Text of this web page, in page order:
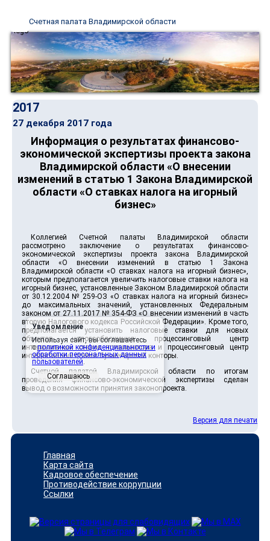
Счетная палата Владимирской области
2017
27 декабря 2017 года
Информация о результатах финансово-
экономической экспертизы проекта закона
Владимирской области «О внесении
изменений в статью 1 Закона Владимирской
области «О ставках налога на игорный
бизнес»
Коллегией Счетной палаты Владимирской области
рассмотрено заключение о результатах финансово-
экономической экспертизы проекта закона Владимирской
области «О внесении изменений в статью 1 Закона
Владимирской области «О ставках налога на игорный бизнес»,
которым предполагается увеличить налоговые ставки налога на
игорный бизнес, установленные Законом Владимирской области
от 30.12.2004 № 259-ОЗ «О ставках налога на игорный бизнес»
до максимальных значений, установленных Федеральным
законом от 27.11.2017 № 354-ФЗ «О внесении изменений в часть
вторую Налогового кодекса Российской Федерации». Кроме того,
предполагается установить налоговые ставки для новых
объектов налогообложения: процессинговый центр
интерактивных ставок тотализатора и процессинговый центр
интерактивных ставок букмекерской конторы.
Счетной палатой Владимирской области по итогам
проведения финансово-экономической экспертизы сделан
вывод о возможности принятия законопроекта.
Версия для печати
Главная
Карта сайта
Кадровое обеспечение
Противодействие коррупции
Ссылки
Уведомление
Используя сайт, вы соглашаетесь
сполитикой конфиденциальности и
обработки персональных данных
пользователей.
Соглашаюсь